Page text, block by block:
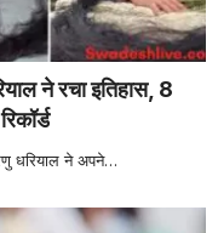
ने रचा इतिहास, 8
धरियाल ने अपने…